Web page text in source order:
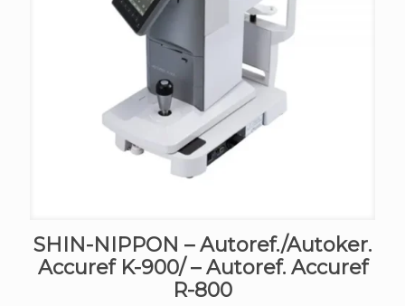
SHIN-NIPPON – Autoref./Autoker.
Accuref K-900/ – Autoref. Accuref
R-800